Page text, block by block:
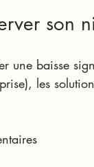
son
une baisse
les